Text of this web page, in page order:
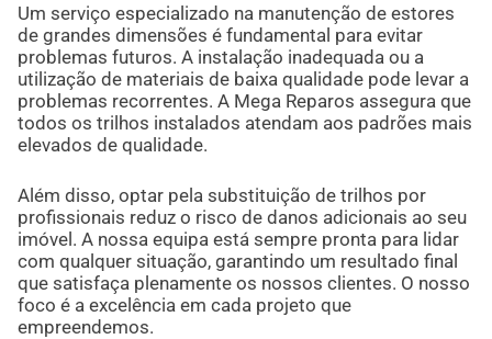
Um serviço especializado na manutenção de estores
de grandes dimensões é fundamental para evitar
problemas futuros. A instalação inadequada ou a
utilização de materiais de baixa qualidade pode levar a
problemas recorrentes. A Mega Reparos assegura que
todos os trilhos instalados atendam aos padrões mais
elevados de qualidade.
Além disso, optar pela substituição de trilhos por
profissionais reduz o risco de danos adicionais ao seu
imóvel. A nossa equipa está sempre pronta para lidar
com qualquer situação, garantindo um resultado final
que satisfaça plenamente os nossos clientes. O nosso
foco é a excelência em cada projeto que
empreendemos.